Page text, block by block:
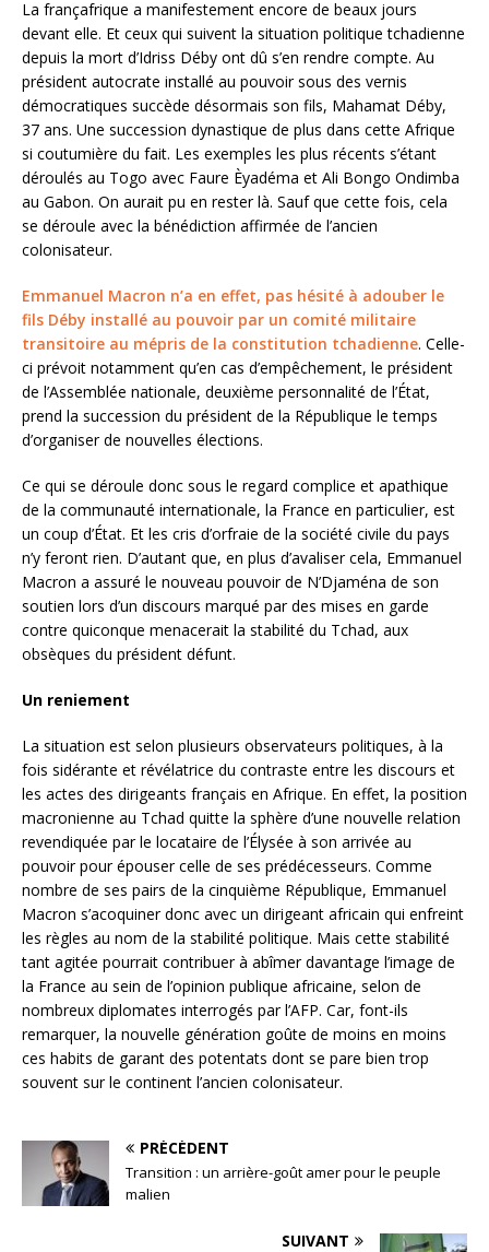
La françafrique a manifestement encore de beaux jours
devant elle. Et ceux qui suivent la situation politique tchadienne
depuis la mort d’Idriss Déby ont dû s’en rendre compte. Au
président autocrate installé au pouvoir sous des vernis
démocratiques succède désormais son fils, Mahamat Déby,
37 ans. Une succession dynastique de plus dans cette Afrique
si coutumière du fait. Les exemples les plus récents s’étant
déroulés au Togo avec Faure Èyadéma et Ali Bongo Ondimba
au Gabon. On aurait pu en rester là. Sauf que cette fois, cela
se déroule avec la bénédiction affirmée de l’ancien
colonisateur.
Emmanuel Macron n’a en effet, pas hésité à adouber le
fils Déby installé au pouvoir par un comité militaire
transitoire au mépris de la constitution tchadienne. Celle-
ci prévoit notamment qu’en cas d’empêchement, le président
de l’Assemblée nationale, deuxième personnalité de l’État,
prend la succession du président de la République le temps
d’organiser de nouvelles élections.
Ce qui se déroule donc sous le regard complice et apathique
de la communauté internationale, la France en particulier, est
un coup d’État. Et les cris d’orfraie de la société civile du pays
n’y feront rien. D’autant que, en plus d’avaliser cela, Emmanuel
Macron a assuré le nouveau pouvoir de N’Djaména de son
soutien lors d’un discours marqué par des mises en garde
contre quiconque menacerait la stabilité du Tchad, aux
obsèques du président défunt.
Un reniement
La situation est selon plusieurs observateurs politiques, à la
fois sidérante et révélatrice du contraste entre les discours et
les actes des dirigeants français en Afrique. En effet, la position
macronienne au Tchad quitte la sphère d’une nouvelle relation
revendiquée par le locataire de l’Élysée à son arrivée au
pouvoir pour épouser celle de ses prédécesseurs. Comme
nombre de ses pairs de la cinquième République, Emmanuel
Macron s’acoquiner donc avec un dirigeant africain qui enfreint
les règles au nom de la stabilité politique. Mais cette stabilité
tant agitée pourrait contribuer à abîmer davantage l’image de
la France au sein de l’opinion publique africaine, selon de
nombreux diplomates interrogés par l’AFP. Car, font-ils
remarquer, la nouvelle génération goûte de moins en moins
ces habits de garant des potentats dont se pare bien trop
souvent sur le continent l’ancien colonisateur.
PRÉCÉDENT
Transition : un arrière-goût amer pour le peuple
malien
SUIVANT